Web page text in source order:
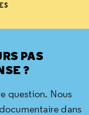
PAS
?
question. Nous
dans